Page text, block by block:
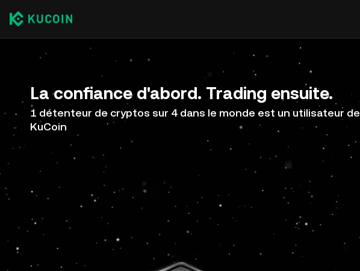
La confiance d'abord. Trading ensuite.
1 détenteur de cryptos sur 4 dans le monde est un utilisateur de
KuCoin